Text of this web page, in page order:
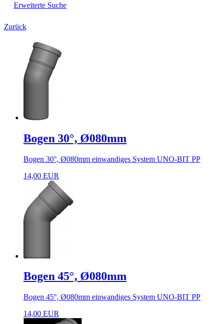
Erweiterte Suche
Zurück
Bogen 30°, Ø080mm
Bogen 30°, Ø080mm einwandiges System UNO-BIT PP
14,00 EUR
Bogen 45°, Ø080mm
Bogen 45°, Ø080mm einwandiges System UNO-BIT PP
14,00 EUR